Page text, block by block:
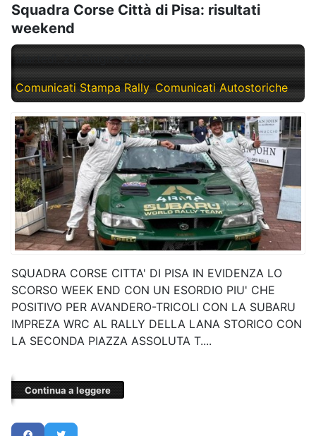
Squadra Corse Città di Pisa: risultati
weekend
Martedì, 24 Giugno 2025
Comunicati Stampa Rally Comunicati Autostoriche
SQUADRA CORSE CITTA' DI PISA IN EVIDENZA LO
SCORSO WEEK END CON UN ESORDIO PIU' CHE
POSITIVO PER AVANDERO-TRICOLI CON LA SUBARU
IMPREZA WRC AL RALLY DELLA LANA STORICO CON
LA SECONDA PIAZZA ASSOLUTA T....
Continua a leggere